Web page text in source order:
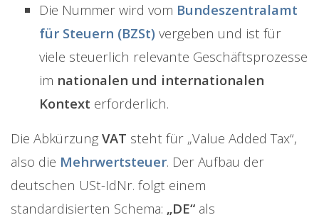
Die Nummer wird vom Bundeszentralamt
für Steuern (BZSt) vergeben und ist für
viele steuerlich relevante Geschäftsprozesse
im nationalen und internationalen
Kontext erforderlich.
Die Abkürzung VAT steht für „Value Added Tax“,
also die Mehrwertsteuer. Der Aufbau der
deutschen USt-IdNr. folgt einem
standardisierten Schema: „DE“ als